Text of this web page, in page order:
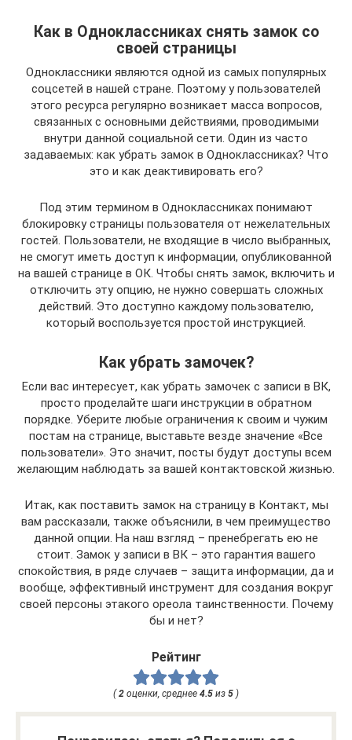
Как в Одноклассниках снять замок со
своей страницы
Одноклассники являются одной из самых популярных
соцсетей в нашей стране. Поэтому у пользователей
этого ресурса регулярно возникает масса вопросов,
связанных с основными действиями, проводимыми
внутри данной социальной сети. Один из часто
задаваемых: как убрать замок в Одноклассниках? Что
это и как деактивировать его?
Под этим термином в Одноклассниках понимают
блокировку страницы пользователя от нежелательных
гостей. Пользователи, не входящие в число выбранных,
не смогут иметь доступ к информации, опубликованной
на вашей странице в ОК. Чтобы снять замок, включить и
отключить эту опцию, не нужно совершать сложных
действий. Это доступно каждому пользователю,
который воспользуется простой инструкцией.
Как убрать замочек?
Если вас интересует, как убрать замочек с записи в ВК,
просто проделайте шаги инструкции в обратном
порядке. Уберите любые ограничения к своим и чужим
постам на странице, выставьте везде значение «Все
пользователи». Это значит, посты будут доступы всем
желающим наблюдать за вашей контактовской жизнью.
Итак, как поставить замок на страницу в Контакт, мы
вам рассказали, также объяснили, в чем преимущество
данной опции. На наш взгляд – пренебрегать ею не
стоит. Замок у записи в ВК – это гарантия вашего
спокойствия, в ряде случаев – защита информации, да и
вообще, эффективный инструмент для создания вокруг
своей персоны этакого ореола таинственности. Почему
бы и нет?
Рейтинг
( 2 оценки, среднее 4.5 из 5 )